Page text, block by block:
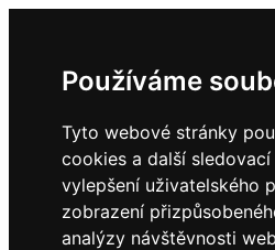
Používáme
Tyto webové stránky
cookies a další
vylepšení uživatelského
zobrazení
analýzy návštěvnosti